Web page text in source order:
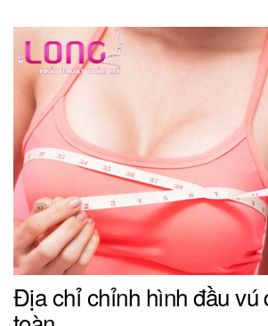
Địa chỉ chỉnh hình đầu vú